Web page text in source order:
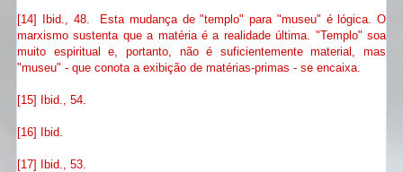
[14] Ibid., 48. Esta mudança de "templo" para "museu" é lógica. O
marxismo sustenta que a matéria é a realidade última. "Templo" soa
muito espiritual e, portanto, não é suficientemente material, mas
"museu" - que conota a exibição de matérias-primas - se encaixa.
[15] Ibid., 54.
[16] Ibid.
[17] Ibid., 53.